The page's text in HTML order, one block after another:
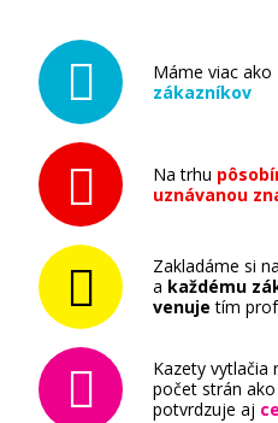
Máme viac ako
zákazníkov
Na trhu
uznávanou
Zakladáme si
a každému
venuje tím
Kazety vytlačia
počet strán
potvrdzuje aj